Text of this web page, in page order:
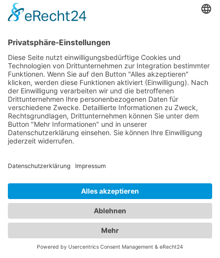
Das ist nah!
Branchenbuch
Unternehmen hinzufügen
Anzeigenschaltung
Rechtliches
Impressum
Datenschutz